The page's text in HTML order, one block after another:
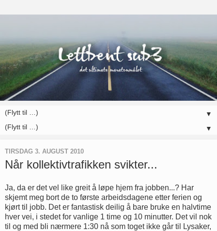
▼
▼
TIRSDAG 3. AUGUST 2010
Når kollektivtrafikken svikter...
Ja, da er det vel like greit å løpe hjem fra jobben...? Har
skjemt meg bort de to første arbeidsdagene etter ferien og
kjørt til jobb. Det er fantastisk deilig å bare bruke en halvtime
hver vei, i stedet for vanlige 1 time og 10 minutter. Det vil nok
til og med bli nærmere 1:30 nå som toget ikke går til Lysaker,